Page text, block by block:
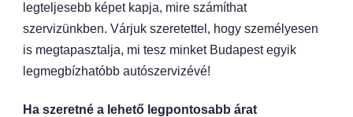
legteljesebb képet kapja, mire számíthat
szervizünkben. Várjuk szeretettel, hogy személyesen
is megtapasztalja, mi tesz minket Budapest egyik
legmegbízhatóbb autószervizévé!
Ha szeretné a lehető legpontosabb árat